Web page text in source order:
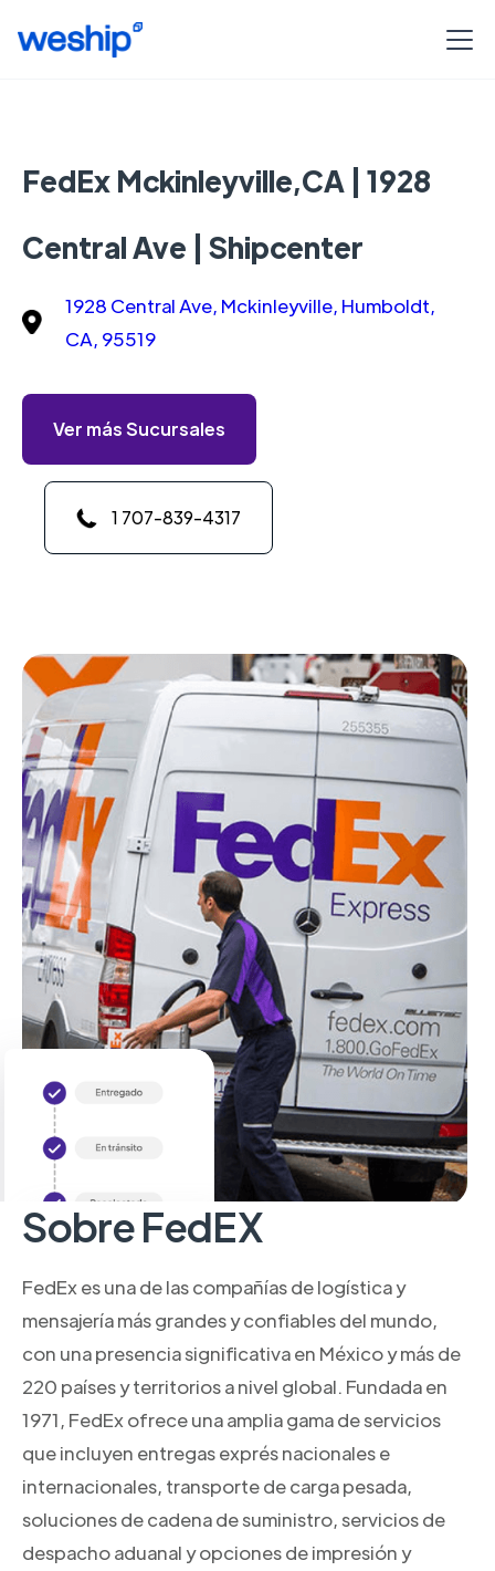
FedEx Mckinleyville,CA | 1928
Central Ave | Shipcenter
1928 Central Ave, Mckinleyville, Humboldt,
CA, 95519
Ver más Sucursales
1 707-839-4317
Sobre FedEX
FedEx es una de las compañías de logística y
mensajería más grandes y confiables del mundo,
con una presencia significativa en México y más de
220 países y territorios a nivel global. Fundada en
1971, FedEx ofrece una amplia gama de servicios
que incluyen entregas exprés nacionales e
internacionales, transporte de carga pesada,
soluciones de cadena de suministro, servicios de
despacho aduanal y opciones de impresión y